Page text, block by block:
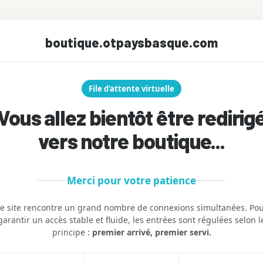
boutique.otpaysbasque.com
File d'attente virtuelle
allez bientôt être
vers notre boutique...
Merci pour votre patience
site rencontre un grand nombre de connexions simultanées.
un accès stable et fluide, les entrées sont régulées selon
principe : premier arrivé, premier servi.